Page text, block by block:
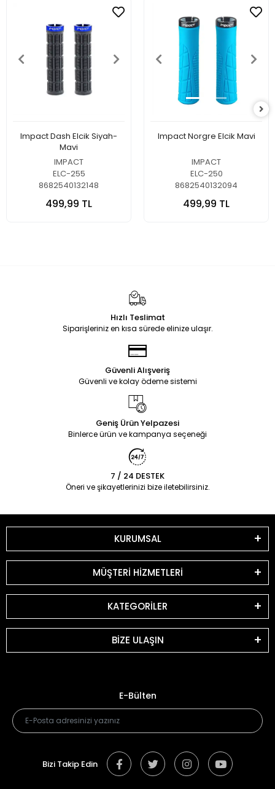
Impact Dash Elcik Siyah-
Mavi
IMPACT
ELC-255
8682540132148
499,99 TL
Impact Norgre Elcik Mavi
IMPACT
ELC-250
8682540132094
499,99 TL
Hızlı Teslimat
Siparişleriniz en kısa sürede elinize ulaşır.
Güvenli Alışveriş
Güvenli ve kolay ödeme sistemi
Geniş Ürün Yelpazesi
Binlerce ürün ve kampanya seçeneği
7 / 24 DESTEK
Öneri ve şikayetlerinizi bize iletebilirsiniz.
KURUMSAL
MÜŞTERİ HİZMETLERİ
KATEGORİLER
BİZE ULAŞIN
E-Bülten
Bizi Takip Edin